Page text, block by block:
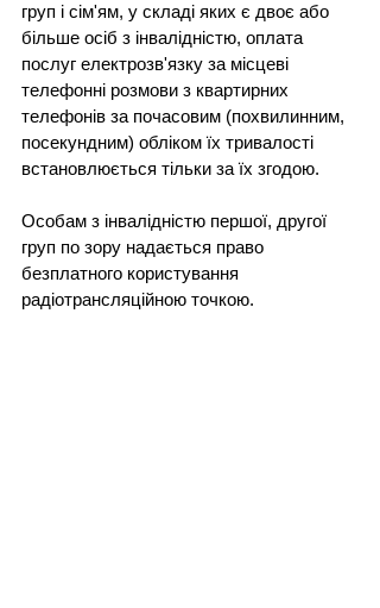
груп і сім'ям, у складі яких є двоє або
більше осіб з інвалідністю, оплата
послуг електрозв'язку за місцеві
телефонні розмови з квартирних
телефонів за почасовим (похвилинним,
посекундним) обліком їх тривалості
встановлюється тільки за їх згодою.
Особам з інвалідністю першої, другої
груп по зору надається право
безплатного користування
радіотрансляційною точкою.